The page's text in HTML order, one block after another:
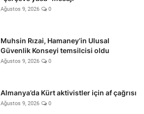
Ağustos 9, 2026 0
Muhsin Rızai, Hamaney’in Ulusal
Güvenlik Konseyi temsilcisi oldu
Ağustos 9, 2026 0
Almanya’da Kürt aktivistler için af çağrısı
Ağustos 9, 2026 0